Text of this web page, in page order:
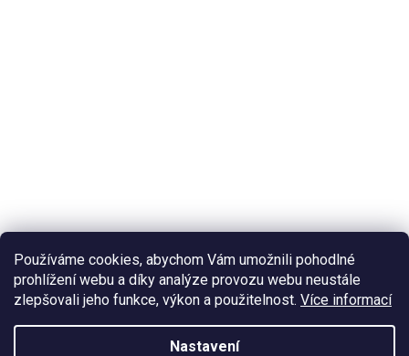
Používáme cookies, abychom Vám umožnili pohodlné
prohlížení webu a díky analýze provozu webu neustále
zlepšovali jeho funkce, výkon a použitelnost. Více informací
Nastavení